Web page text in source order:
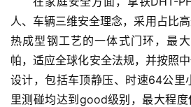
数
说
新
商
人、车辆三维安全理念，采用占比
热成型钢工艺的一体式门环，最
帕，适应全球化安全法规，并按照
设计，包括车顶静压、时速64公里
里测碰均达到good级别，最大程